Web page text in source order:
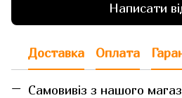
Написати
Доставка Оплата
Самовивіз з нашого